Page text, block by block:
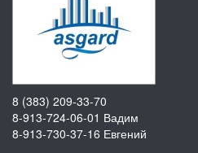
8 (383) 209-33-70
8-913-724-06-01 Вадим
8-913-730-37-16 Евгений